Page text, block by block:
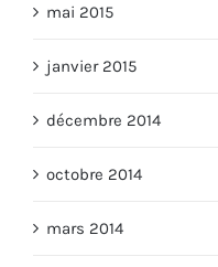
mai 2015
janvier 2015
décembre 2014
octobre 2014
mars 2014